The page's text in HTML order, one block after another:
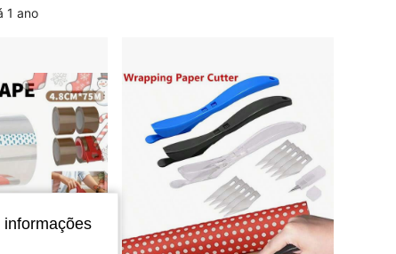
1 ano